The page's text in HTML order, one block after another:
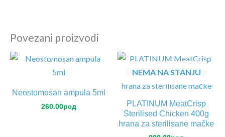
Povezani proizvodi
Neostomosan ampula 5ml
260.00рсд
NEMA NA STANJU
PLATINUM MeatCrisp
Sterilised Chicken 400g
hrana za sterilisane mačke